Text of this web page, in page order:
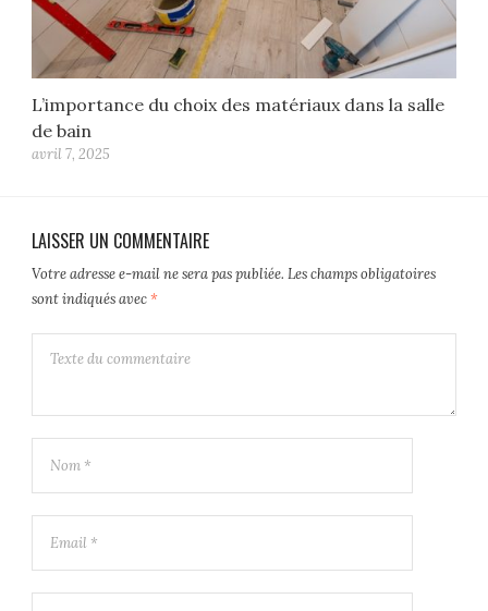
L’importance du choix des matériaux dans la salle
de bain
avril 7, 2025
LAISSER UN COMMENTAIRE
Votre adresse e-mail ne sera pas publiée. Les champs obligatoires
sont indiqués avec*